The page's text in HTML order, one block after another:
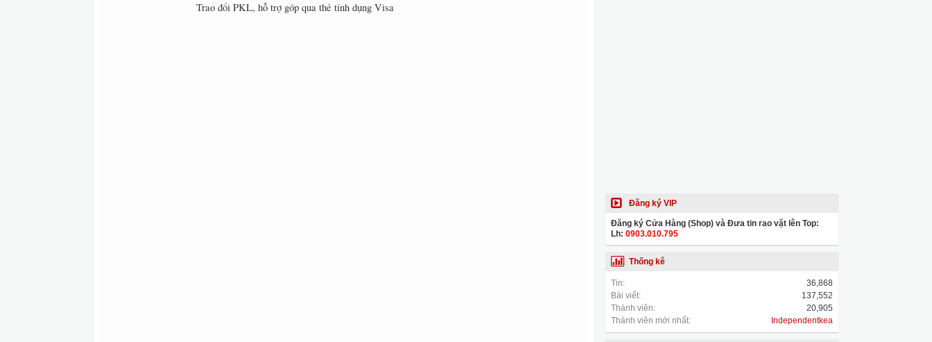
Trao đổi PKL, hỗ trợ góp qua thẻ tính dụng Visa
Đăng ký VIP
Đăng ký Cửa Hàng (Shop) và Đưa tin rao vặt lên Top:
Lh: 0903.010.795
Thống kê
Tin:
36,868
Bài viết:
137,552
Thành viên:
20,905
Thành viên mới nhất:
Independentkea